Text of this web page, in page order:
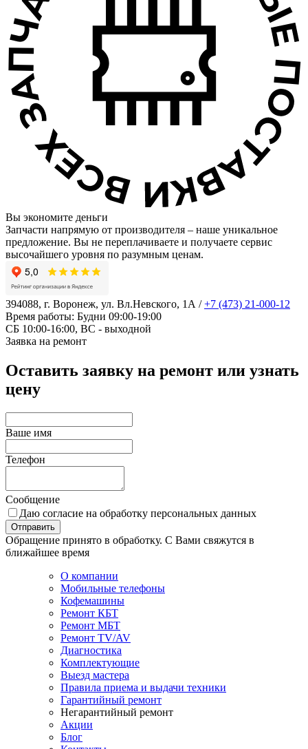
Вы экономите деньги
Запчасти напрямую от производителя – наше уникальное
предложение. Вы не переплачиваете и получаете сервис
высочайшего уровня по разумным ценам.
394088, г. Воронеж, ул. Вл.Невского, 1А /+7 (473) 21-000-12
Время работы: Будни 09:00-19:00
СБ 10:00-16:00, ВС - выходной
Заявка на ремонт
Оставить заявку на ремонт или узнать
цену
Ваше имя
Телефон
Сообщение
Даю согласие на обработку персональных данных
Отправить
Обращение принято в обработку. С Вами свяжутся в
ближайшее время
О компании
Мобильные телефоны
Кофемашины
Ремонт КБТ
Ремонт МБТ
Ремонт TV/AV
Диагностика
Комплектующие
Выезд мастера
Правила приема и выдачи техники
Гарантийный ремонт
Негарантийный ремонт
Акции
Блог